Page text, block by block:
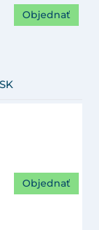
Objednať
Objednať